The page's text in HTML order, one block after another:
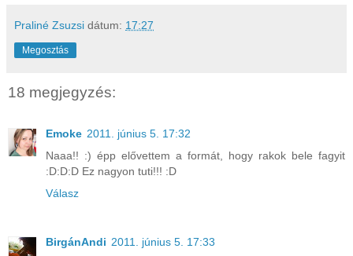
Praliné Zsuzsi dátum: 17:27
Megosztás
18 megjegyzés:
Emoke 2011. június 5. 17:32
Naaa!! :) épp elővettem a formát, hogy rakok bele fagyit
:D:D:D Ez nagyon tuti!!! :D
Válasz
BirgánAndi 2011. június 5. 17:33